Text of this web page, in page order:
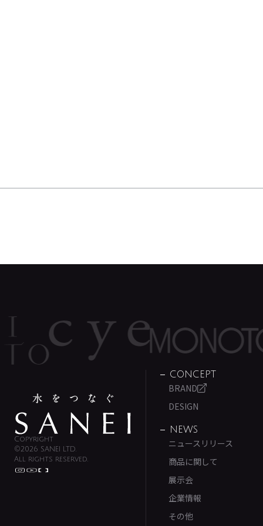
Copyright
©2026 SANEI LTD.
All rights reserved.
CONCEPT
BRAND
DESIGN
NEWS
ニュースリリース
商品に関して
展示会
企業情報
その他